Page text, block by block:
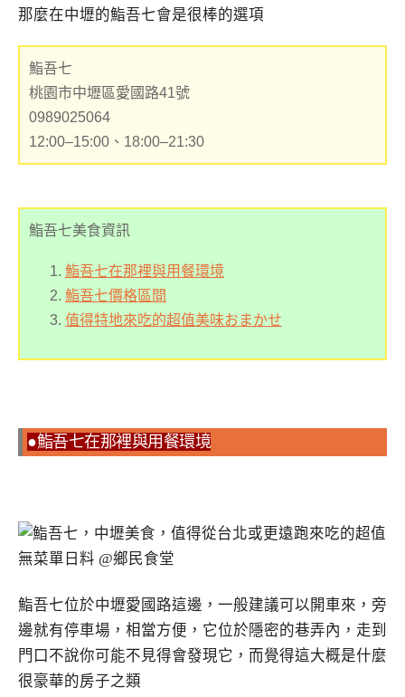
那麼在中壢的鮨吾七會是很棒的選項
鮨吾七
桃園市中壢區愛國路41號
0989025064
12:00–15:00、18:00–21:30
鮨吾七美食資訊
鮨吾七在那裡與用餐環境
鮨吾七價格區間
值得特地來吃的超值美味おまかせ
●鮨吾七在那裡與用餐環境
鮨吾七位於中壢愛國路這邊，一般建議可以開車來，旁
邊就有停車場，相當方便，它位於隱密的巷弄內，走到
門口不說你可能不見得會發現它，而覺得這大概是什麼
很豪華的房子之類